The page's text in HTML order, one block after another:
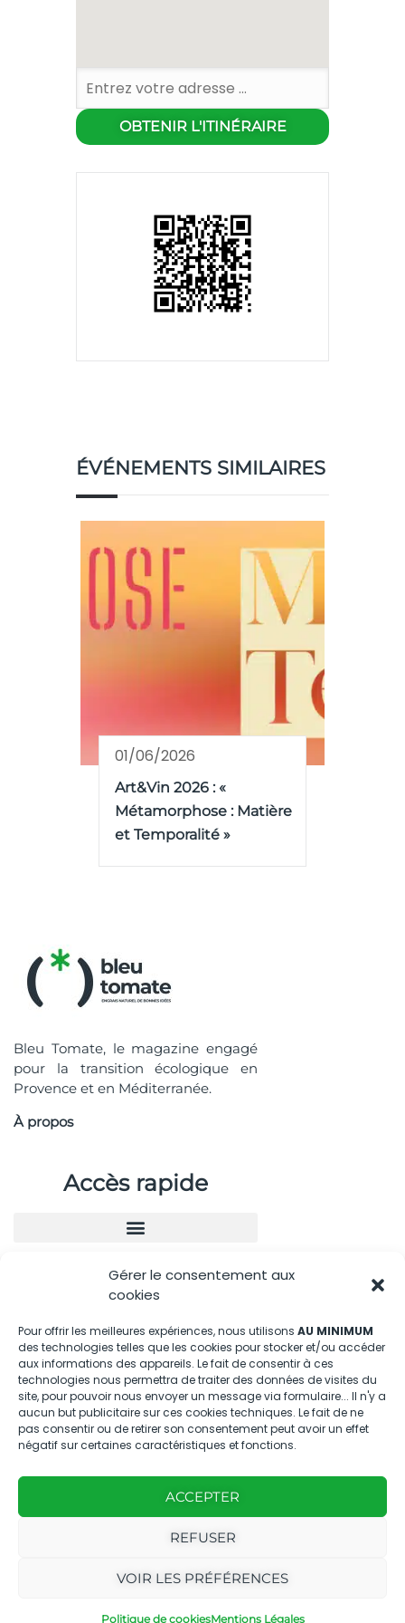
Gérer le consentement aux
cookies
Pour offrir les meilleures expériences, nous utilisons AU MINIMUM
des technologies telles que les cookies pour stocker et/ou accéder
aux informations des appareils. Le fait de consentir à ces
technologies nous permettra de traiter des données de visites du
site, pour pouvoir nous envoyer un message via formulaire... Il n'y a
aucun but publicitaire sur ces cookies techniques. Le fait de ne
pas consentir ou de retirer son consentement peut avoir un effet
négatif sur certaines caractéristiques et fonctions.
ACCEPTER
REFUSER
VOIR LES PRÉFÉRENCES
Politique de cookiesMentions Légales
ÉVÉNEMENTS SIMILAIRES
01/06/2026
Art&Vin 2026 : «
Métamorphose : Matière
et Temporalité »
Bleu Tomate, le magazine engagé
pour la transition écologique en
Provence et en Méditerranée.
À propos
Accès rapide
Nous contacter
04.88.08.75.28
contactBT@bleu-tomate.fr
Kit média
Kit média Bleu Tomate
Nous suivre